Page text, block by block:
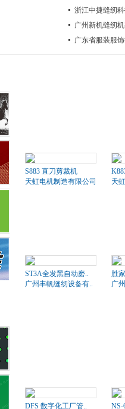
浙江中捷缝纫
广州新机缝纫
广东省服装服
S883 直刀剪裁机
天虹电机制造有限公司
天
ST3A全发黑自动磨..
广州丰帆缝纫设备有..
胜
广
DFS 数字化工厂管..
NS-